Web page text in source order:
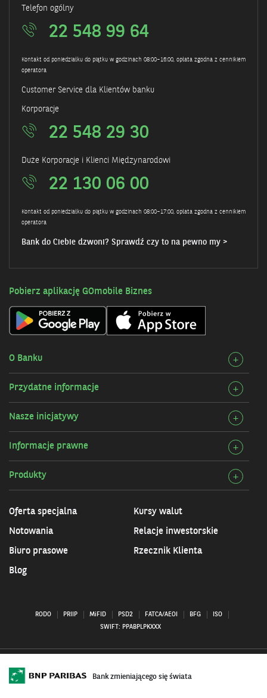
Telefon ogólny
22 548 99 64
Kontakt od poniedziałku do piątku w godzinach 08:00–16:00, opłata zgodna z cennikiem
operatora
Customer Service dla Klientów banku
Korporacje
22 548 29 30
Duże Korporacje i Klienci Międzynarodowi
22 130 06 00
Kontakt od poniedziałku do piątku w godzinach 08:00–17:00, opłata zgodna z cennikiem
operatora
Bank do Ciebie dzwoni? Sprawdź czy to na pewno my >
Pobierz aplikację GOmobile Biznes
O Banku +
O
Przydatne informacje +
Nasze inicjatywy +
Informacje prawne +
Produkty +
Oferta specjalna Kursy walut
Notowania Relacje inwestorskie
Biuro prasowe Rzecznik Klienta
Blog
RODO PRIIP MiFID PSD2 FATCA/AEOI BFG
ISO
SWIFT: PPABPLPKXXX
Bank zmieniającego się świata